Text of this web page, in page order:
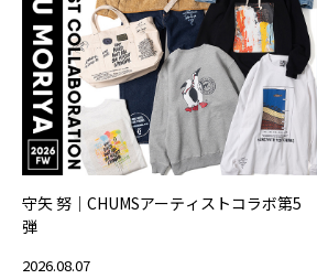
守矢 努｜CHUMSアーティストコラボ第5
弾
2026.08.07